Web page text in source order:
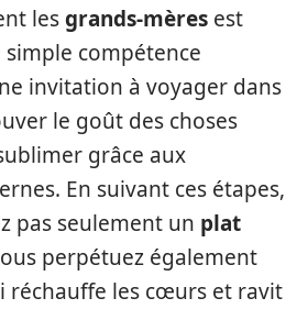
lesgrands-mères est
simple compétence
invitation à voyager dans
le goût des choses
grâce aux
En suivant ces étapes,
pas seulement un plat
perpétuez également
réchauffe les cœurs et ravit